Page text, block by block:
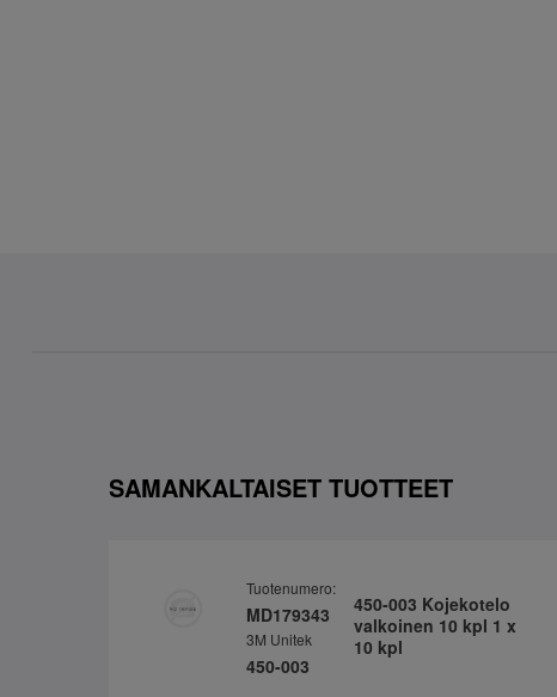
SAMANKALTAISET TUOTTEET
Tuotenumero:
MD179343
3M Unitek
450-003
450-003 Kojekotelo
valkoinen 10 kpl 1 x
10 kpl